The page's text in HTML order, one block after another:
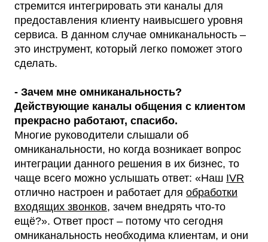
стремится интегрировать эти каналы для
предоставления клиенту наивысшего уровня
сервиса. В данном случае омниканальность –
это инструмент, который легко поможет этого
сделать.
- Зачем мне омниканальность?
Действующие каналы общения с клиентом
прекрасно работают, спасибо.
Многие руководители слышали об
омниканальности, но когда возникает вопрос
интеграции данного решения в их бизнес, то
чаще всего можно услышать ответ: «Наш IVR
отлично настроен и работает для обработки
входящих звонков, зачем внедрять что-то
ещё?». Ответ прост – потому что сегодня
омниканальность необходима клиентам, и они